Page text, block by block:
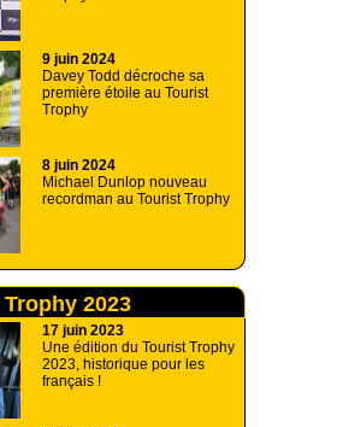
9 juin 2024
Davey Todd décroche sa
première étoile au Tourist
Trophy
8 juin 2024
Michael Dunlop nouveau
recordman au Tourist Trophy
2023
17 juin 2023
Une édition du Tourist Trophy
2023, historique pour les
français !